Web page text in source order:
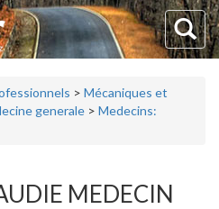
> Mécaniques et
generale > Medecins:
MEDECIN